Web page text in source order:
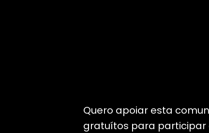
Quero apoiar esta
gratuítos para participar